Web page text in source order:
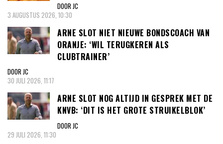
DOOR JC
3 AUGUSTUS 2026, 10:30
ARNE SLOT NIET NIEUWE BONDSCOACH VAN
ORANJE: ‘WIL TERUGKEREN ALS
CLUBTRAINER’
DOOR JC
30 JULI 2026, 11:17
ARNE SLOT NOG ALTIJD IN GESPREK MET DE
KNVB: ‘DIT IS HET GROTE STRUIKELBLOK’
DOOR JC
29 JULI 2026, 11:30